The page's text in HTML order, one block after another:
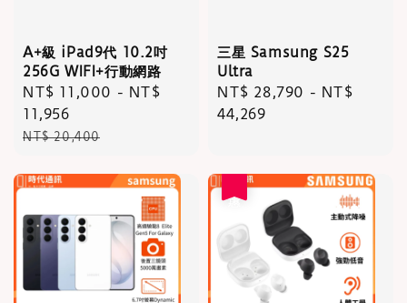
A+級 iPad9代 10.2吋
256G WIFI+行動網路
Sale
price
NT$ 11,000 - NT$
11,956
Regular
NT$ 20,400
三星 Samsung S25
Ultra
Regular
price
NT$ 28,790 - NT$
44,269